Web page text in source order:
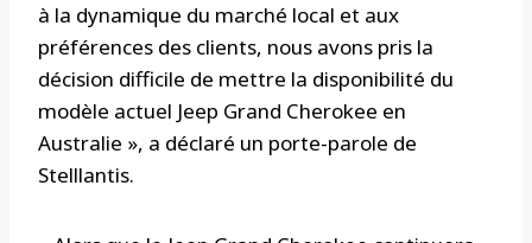
à la dynamique du marché local et aux
préférences des clients, nous avons pris la
décision difficile de mettre la disponibilité du
modèle actuel Jeep Grand Cherokee en
Australie », a déclaré un porte-parole de
Stelllantis.